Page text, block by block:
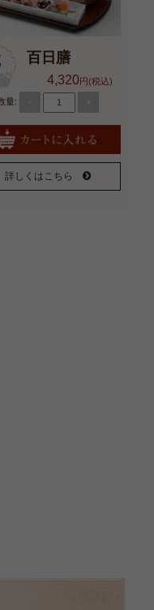
百日膳
4,320円(税込)
量: +
詳しくはこちら